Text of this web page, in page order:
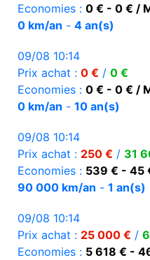
Economies : 0 € - 0 € /
0 km/an - 4 an(s)
09/08 10:14
Prix achat : 0 € / 0 €
Economies : 0 € - 0 € /
0 km/an - 10 an(s)
09/08 10:14
Prix achat : 250 € / 31
Economies : 539 € - 45
90 000 km/an - 1 an(s)
09/08 10:14
Prix achat : 25 000 € /
Economies : 5 618 € -